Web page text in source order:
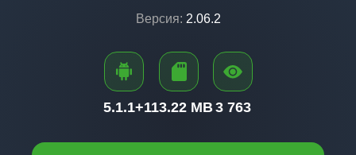
Версия: 2.06.2
5.1.1+113.22 MB3 763